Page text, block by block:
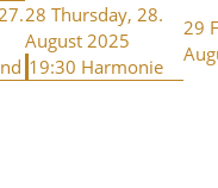
28 Thursday, 28.
August 2025
19:30 Harmonie
29